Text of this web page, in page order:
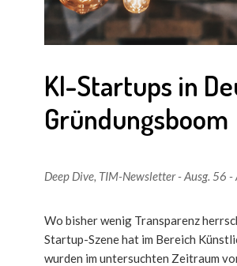
KI-Startups in
Gründungsboom
Deep Dive, TIM-Newsletter - Ausg. 56
Wo bisher wenig Transparenz
Startup-Szene hat im Bereich
wurden im untersuchten Zeitraum